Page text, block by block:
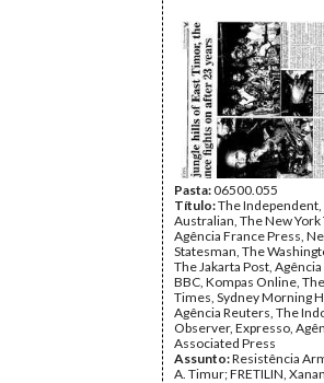
mulheres,
violência em Los
discriminação, Amien
dos massacres,
racistas, papel dos
história da Indonésia,
China contra Indonésia,
manifestações de
grupos feministas em
dos tratados bilaterais
Indonésia, pilhagem de
fuga de refugiados para
Ocidental, IBRA, PARTI,
migração para os EUA,
de ONGs de Taiwan,
Pancasila.
Data:Maio de 1998 -
1998
Fundo:Arquivo da
Timorense - TAPOL
Tipo Documental:
Página(s):37
Pasta:06500.055
Título:The Independent,
Australian, The New
Agência France Press,
Statesman, The
The Jakarta Post,
BBC, Kompas Online,
Times, Sydney Morning
Agência Reuters, The
Observer, Expresso,
Associated Press
Assunto:Resistência
A. Timur; FRETILIN,